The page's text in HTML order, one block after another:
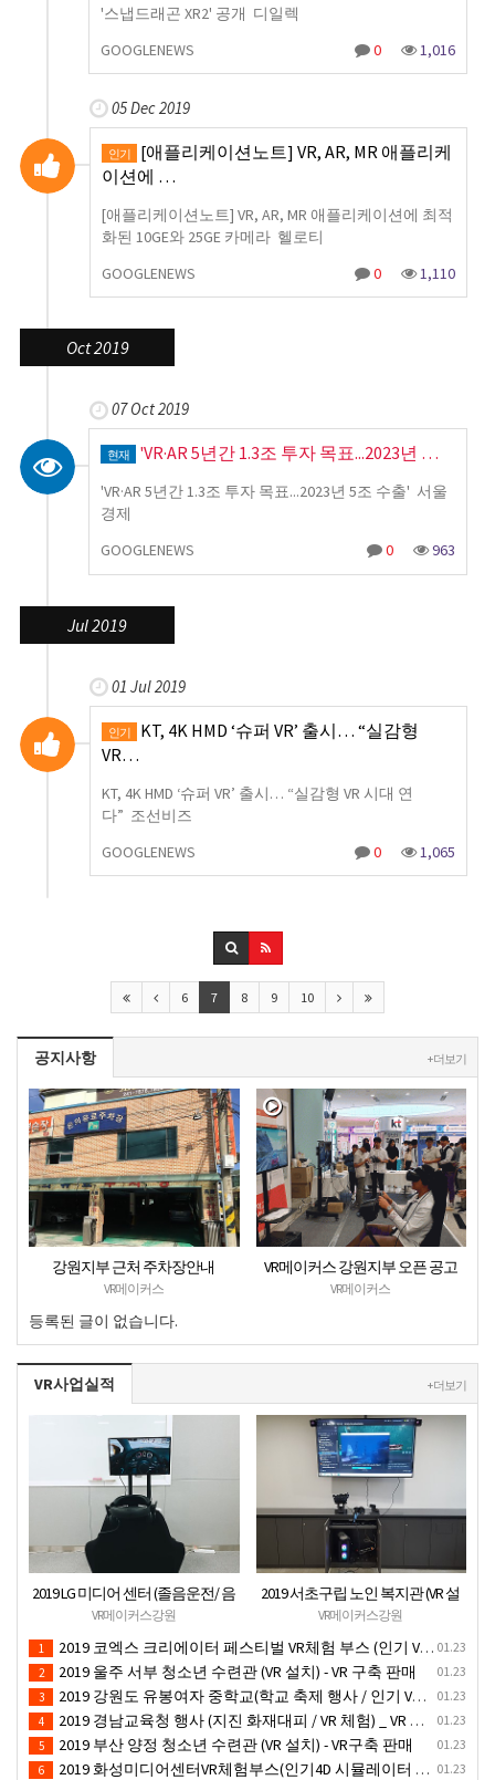
'스냅드래곤 XR2' 공개 디일렉
GOOGLENEWS
0 1,016
05 Dec 2019
인기
[애플리케이션노트] VR, AR, MR 애플리케
이션에 …
[애플리케이션노트] VR, AR, MR 애플리케이션에 최적
화된 10GE와 25GE 카메라 헬로티
GOOGLENEWS
0 1,110
Oct 2019
07 Oct 2019
현재 'VR·AR 5년간 1.3조 투자 목표...2023년 …
'VR·AR 5년간 1.3조 투자 목표...2023년 5조 수출' 서울
경제
GOOGLENEWS
0 963
Jul 2019
01 Jul 2019
인기
KT, 4K HMD ‘슈퍼 VR’ 출시… “실감형
VR…
KT, 4K HMD ‘슈퍼 VR’ 출시… “실감형 VR 시대 연
다” 조선비즈
GOOGLENEWS
0 1,065
6 7 8 9 10
공지사항 + 더보기
강원지부 근처 주차장안내
VR메이커스
VR메이커스 강원지부 오픈 공고
VR메이커스
등록된 글이 없습니다.
VR사업실적 + 더보기
2019 LG 미디어 센터 (졸음운전/ 음
주운전 체험 행사) VR 체험 - VR 렌탈
대여 행사
VR메이커스강원
2019 서초구립 노인 복지관 (VR 설
치) - VR 구축 판매
VR메이커스강원
01.23
1 2019 코엑스 크리에이터 페스티벌 VR체험 부스 (인기 VR 체험) - VR렌탈대여 행사
01.23
2 2019 울주 서부 청소년 수련관 (VR 설치) - VR 구축 판매
01.23
3 2019 강원도 유봉여자 중학교(학교 축제 행사 / 인기 VR 컨텐츠 ) - VR렌탈대여 행사
01.23
4 2019 경남교육청 행사 (지진 화재대피 / VR 체험) _ VR 렌탈대여행사
01.23
5 2019 부산 양정 청소년 수련관 (VR 설치) - VR구축 판매
01.23
6 2019 화성미디어센터VR체험부스(인기4D 시뮬레이터 체험)-VR렌탈대여 행사